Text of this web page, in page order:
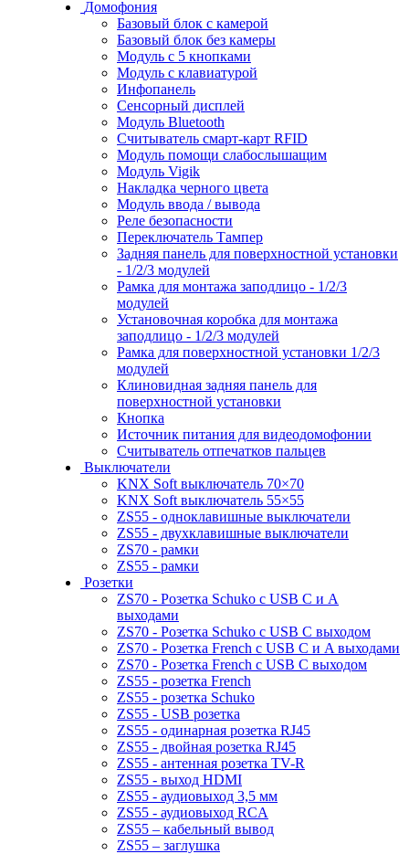
Домофония
Базовый блок с камерой
Базовый блок без камеры
Модуль с 5 кнопками
Модуль с клавиатурой
Инфопанель
Сенсорный дисплей
Модуль Bluetooth
Считыватель смарт-карт RFID
Модуль помощи слабослышащим
Модуль Vigik
Накладка черного цвета
Модуль ввода / вывода
Реле безопасности
Переключатель Тампер
Задняя панель для поверхностной установки
- 1/2/3 модулей
Рамка для монтажа заподлицо - 1/2/3
модулей
Установочная коробка для монтажа
заподлицо - 1/2/3 модулей
Рамка для поверхностной установки 1/2/3
модулей
Клиновидная задняя панель для
поверхностной установки
Кнопка
Источник питания для видеодомофонии
Считыватель отпечатков пальцев
Выключатели
KNX Soft выключатель 70×70
KNX Soft выключатель 55×55
ZS55 - одноклавишные выключатели
ZS55 - двухклавишные выключатели
ZS70 - рамки
ZS55 - рамки
Розетки
ZS70 - Розетка Schuko с USB C и A
выходами
ZS70 - Розетка Schuko с USB C выходом
ZS70 - Розетка French с USB C и A выходами
ZS70 - Розетка French с USB C выходом
ZS55 - розетка French
ZS55 - розетка Schuko
ZS55 - USB розетка
ZS55 - одинарная розетка RJ45
ZS55 - двойная розетка RJ45
ZS55 - антенная розетка TV-R
ZS55 - выход HDMI
ZS55 - аудиовыход 3,5 мм
ZS55 - аудиовыход RCA
ZS55 – кабельный вывод
ZS55 – заглушка